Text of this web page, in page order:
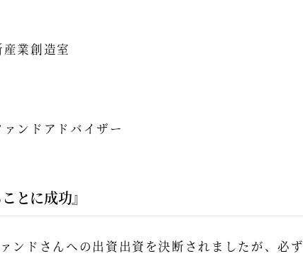
業創造室
ンドアドバイザー
とに成功』
ンドさんへの出資出資を決断されましたが、必ず